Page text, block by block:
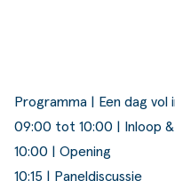
Programma | Een dag
09:00 tot 10:00 | Inloop
10:00 | Opening
10:15 | Paneldiscussie